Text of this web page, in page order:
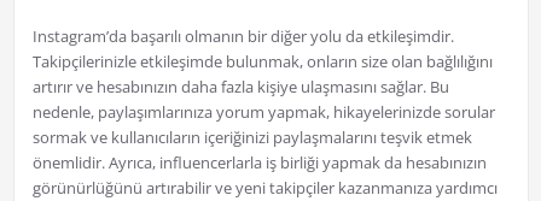
Instagram’da başarılı olmanın bir diğer yolu da etkileşimdir.
Takipçilerinizle etkileşimde bulunmak, onların size olan bağlılığını
artırır ve hesabınızın daha fazla kişiye ulaşmasını sağlar. Bu
nedenle, paylaşımlarınıza yorum yapmak, hikayelerinizde sorular
sormak ve kullanıcıların içeriğinizi paylaşmalarını teşvik etmek
önemlidir. Ayrıca, influencerlarla iş birliği yapmak da hesabınızın
görünürlüğünü artırabilir ve yeni takipçiler kazanmanıza yardımcı